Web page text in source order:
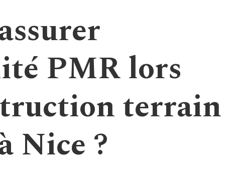
PMR lors
terrain
Nice ?